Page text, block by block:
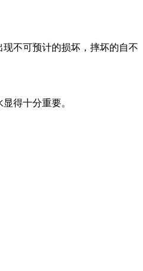
不可预计的损坏，摔坏的自不
得十分重要。